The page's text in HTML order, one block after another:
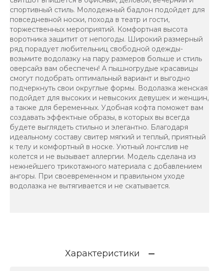
спортивный стиль. Молодежный бадлон подойдет для
повседневной носки, похода в театр и гости,
торжественных мероприятий. Комфортная высота
воротника защитит от непогоды. Широкий размерный
ряд порадует любительниц свободной одежды-
возьмите водолазку на пару размеров больше и стиль
оверсайз вам обеспечен! А пышногрудые красавицы
смогут подобрать оптимальный вариант и выгодно
подчеркнуть свои округлые формы. Водолазка женская
подойдет для высоких и невысоких девушек и женщин,
а также для беременных. Удобная кофта поможет вам
создавать эффектные образы, в которых вы всегда
будете выглядеть стильно и элегантно. Благодаря
идеальному составу свитер мягкий и теплый, приятный
к телу и комфортный в носке. Уютный лонгслив не
колется и не вызывает аллергии. Модель сделана из
нежнейшего трикотажного материала с добавлением
ангоры. При своевременном и правильном уходе
водолазка не вытягивается и не скатывается.
Характеристики